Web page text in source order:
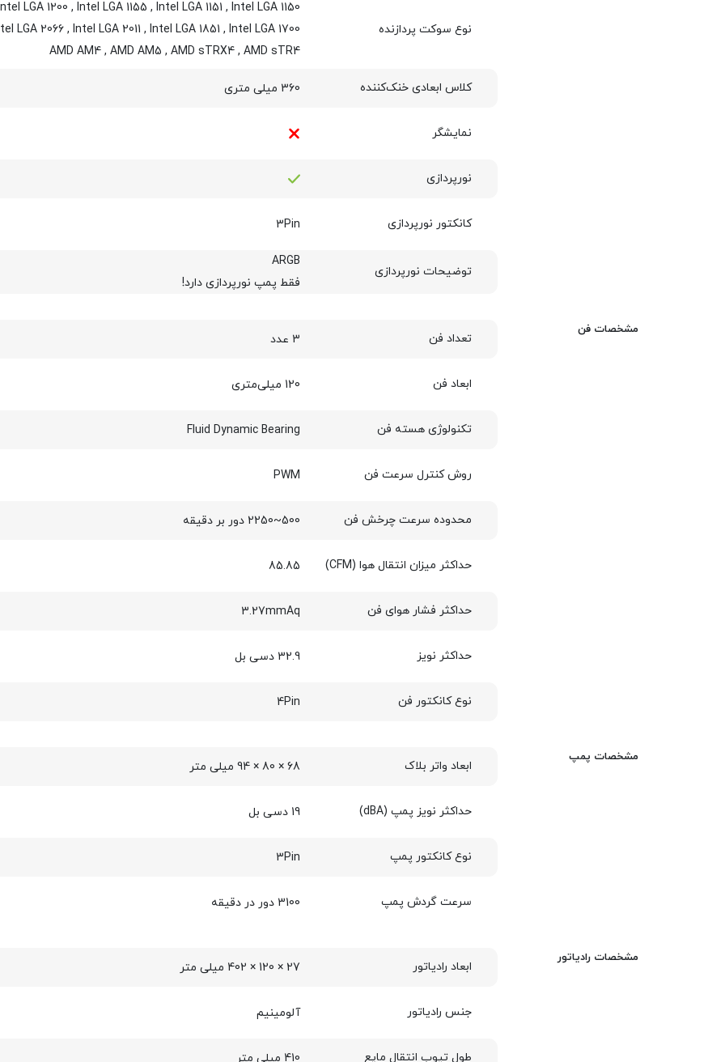
نوع سوکت پردازنده
Intel LGA 1150
,
Intel LGA 1151
,
Intel LGA 1155
,
LGA 1200
Intel LGA 1700
,
Intel LGA 1851
,
Intel LGA 2011
,
LGA 2066
AMD sTR4
,
AMD sTRX4
,
AMD AM5
,
AMD AM4
کلاس ابعادی خنک‌کننده 360 میلی متری
نمایشگر
نورپردازی
کانکتور نورپردازی 3Pin
توضیحات نورپردازی
ARGB
فقط پمپ نورپردازی دارد!
مشخصات فن
تعداد فن 3 عدد
ابعاد فن 120 میلی‌متری
تکنولوژی هسته فن Fluid Dynamic Bearing
روش کنترل سرعت فن PWM
محدوده سرعت چرخش فن 500~2250 دور بر دقیقه
حداکثر میزان انتقال هوا (CFM) 85.85
حداکثر فشار هوای فن 3.27mmAq
حداکثر نویز 32.9 دسی بل
نوع کانکتور فن 4Pin
مشخصات پمپ
ابعاد واتر بلاک 68 × 80 × 94 میلی‌ متر
حداکثر نویز پمپ (dBA) 19 دسی بل
نوع کانکتور پمپ 3Pin
سرعت گردش پمپ 3100 دور در دقیقه
مشخصات رادیاتور
ابعاد رادیاتور 27 × 120 × 402 میلی‌ متر
جنس رادیاتور آلومینیم
طول تیوب انتقال مایع 410 میلی متر